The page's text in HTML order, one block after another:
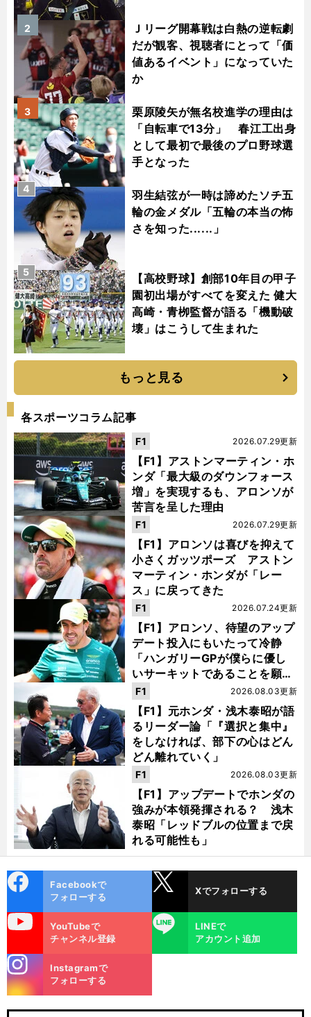
Ｊリーグ開幕戦は白熱の逆転劇
だが観客、視聴者にとって「価
値あるイベント」になっていた
か
2
栗原陵矢が無名校進学の理由は
「自転車で13分」 春江工出身
として最初で最後のプロ野球選
手となった
3
羽生結弦が一時は諦めたソチ五
輪の金メダル「五輪の本当の怖
さを知った......」
4
【高校野球】創部10年目の甲子
園初出場がすべてを変えた 健大
高崎・青栁監督が語る「機動破
壊」はこうして生まれた
5
もっと見る
各スポーツコラム記事
【F1】アストンマーティン・ホ
ンダ「最大級のダウンフォース
増」を実現するも、アロンソが
苦言を呈した理由
2026.07.29更新
F1
【F1】アロンソは喜びを抑えて
小さくガッツポーズ アストン
マーティン・ホンダが「レー
ス」に戻ってきた
2026.07.29更新
F1
【F1】アロンソ、待望のアップ
デート投入にもいたって冷静
「ハンガリーGPが僕らに優し
いサーキットであることを願
う」
2026.07.24更新
F1
【F1】元ホンダ・浅木泰昭が語
るリーダー論「『選択と集中』
をしなければ、部下の心はどん
どん離れていく」
2026.08.03更新
F1
【F1】アップデートでホンダの
強みが本領発揮される？ 浅木
泰昭「レッドブルの位置まで戻
れる可能性も」
2026.08.03更新
F1
ok
Facebookで
フォローする
Xでフォローする
YouTubeで
チャンネル登録
LINE
LINEで
アカウント追加
m
Instagramで
フォローする